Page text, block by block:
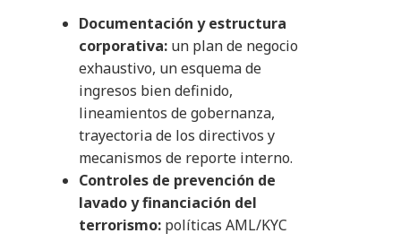
Documentación y estructura
corporativa: un plan de negocio
exhaustivo, un esquema de
ingresos bien definido,
lineamientos de gobernanza,
trayectoria de los directivos y
mecanismos de reporte interno.
Controles de prevención de
lavado y financiación del
terrorismo: políticas AML/KYC